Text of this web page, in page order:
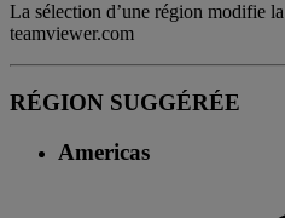
La sélection d’une région modifie
teamviewer.com
RÉGION SUGGÉRÉE
Americas